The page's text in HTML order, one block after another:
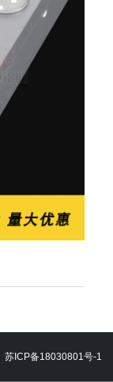
苏ICP备18030801号-1